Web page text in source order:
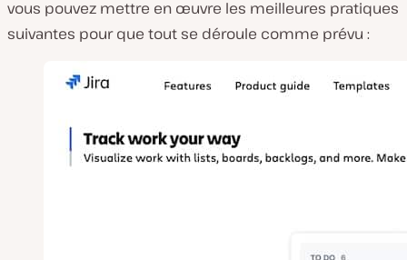
vous pouvez mettre en œuvre les meilleures pratiques
suivantes pour que tout se déroule comme prévu :